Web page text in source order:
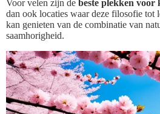
Voor velen zijn de beste plekken voor
dan ook locaties waar deze filosofie tot
kan genieten van de combinatie van
saamhorigheid.